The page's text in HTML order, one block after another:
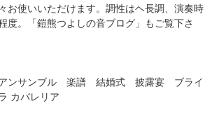
お使いいただけます。調性はヘ長調、演奏時
度。「鎧熊つよしの音ブログ」もご覧下さ
アンサンブル 楽譜 結婚式 披露宴 ブライ
カバレリア